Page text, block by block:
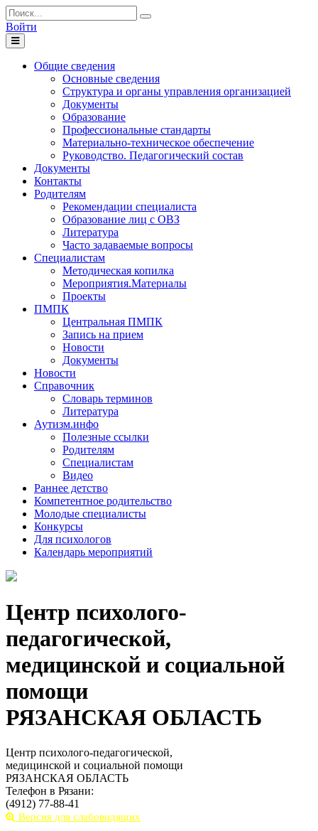
Войти
Toggle
navigation
Общие сведения
Основные сведения
Структура и органы управления организацией
Документы
Образование
Профессиональные стандарты
Материально-техническое обеспечение
Руководство. Педагогический состав
Документы
Контакты
Родителям
Рекомендации специалиста
Образование лиц с ОВЗ
Литература
Часто задаваемые вопросы
Специалистам
Методическая копилка
Мероприятия.Материалы
Проекты
ПМПК
Центральная ПМПК
Запись на прием
Новости
Документы
Новости
Справочник
Словарь терминов
Литература
Аутизм.инфо
Полезные ссылки
Родителям
Специалистам
Видео
Раннее детство
Компетентное родительство
Молодые специалисты
Конкурсы
Для психологов
Календарь мероприятий
Центр психолого-
педагогической,
медицинской и социальной
помощи
РЯЗАНСКАЯ ОБЛАСТЬ
Центр психолого-педагогической,
медицинской и социальной помощи
РЯЗАНСКАЯ ОБЛАСТЬ
Телефон в Рязани:
(4912) 77-88-41
Версия для слабовидящих